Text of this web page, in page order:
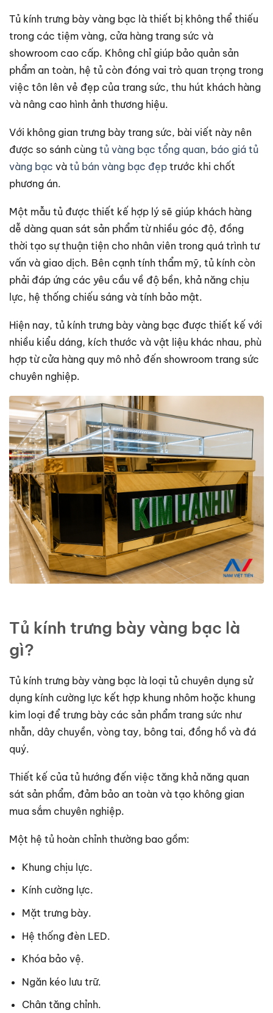
Tủ kính trưng bày vàng bạc là thiết bị không thể thiếu
trong các tiệm vàng, cửa hàng trang sức và
showroom cao cấp. Không chỉ giúp bảo quản sản
phẩm an toàn, hệ tủ còn đóng vai trò quan trọng trong
việc tôn lên vẻ đẹp của trang sức, thu hút khách hàng
và nâng cao hình ảnh thương hiệu.
Với không gian trưng bày trang sức, bài viết này nên
được so sánh cùng tủ vàng bạc tổng quan, báo giá tủ
vàng bạc và tủ bán vàng bạc đẹp trước khi chốt
phương án.
Một mẫu tủ được thiết kế hợp lý sẽ giúp khách hàng
dễ dàng quan sát sản phẩm từ nhiều góc độ, đồng
thời tạo sự thuận tiện cho nhân viên trong quá trình tư
vấn và giao dịch. Bên cạnh tính thẩm mỹ, tủ kính còn
phải đáp ứng các yêu cầu về độ bền, khả năng chịu
lực, hệ thống chiếu sáng và tính bảo mật.
Hiện nay, tủ kính trưng bày vàng bạc được thiết kế với
nhiều kiểu dáng, kích thước và vật liệu khác nhau, phù
hợp từ cửa hàng quy mô nhỏ đến showroom trang sức
chuyên nghiệp.
Tủ kính trưng bày vàng bạc là
gì?
Tủ kính trưng bày vàng bạc là loại tủ chuyên dụng sử
dụng kính cường lực kết hợp khung nhôm hoặc khung
kim loại để trưng bày các sản phẩm trang sức như
nhẫn, dây chuyền, vòng tay, bông tai, đồng hồ và đá
quý.
Thiết kế của tủ hướng đến việc tăng khả năng quan
sát sản phẩm, đảm bảo an toàn và tạo không gian
mua sắm chuyên nghiệp.
Một hệ tủ hoàn chỉnh thường bao gồm:
Khung chịu lực.
Kính cường lực.
Mặt trưng bày.
Hệ thống đèn LED.
Khóa bảo vệ.
Ngăn kéo lưu trữ.
Chân tăng chỉnh.